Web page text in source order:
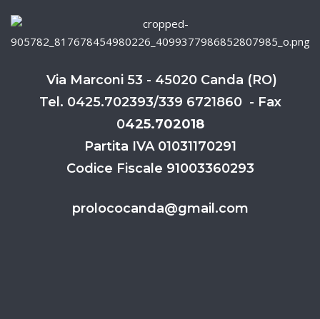
Via Marconi 53 - 45020 Canda (RO)
Tel. 0425.702393/339 6721860 - Fax
0425.702018
Partita IVA 01031170291
Codice Fiscale 91003360293
prolococanda@gmail.com